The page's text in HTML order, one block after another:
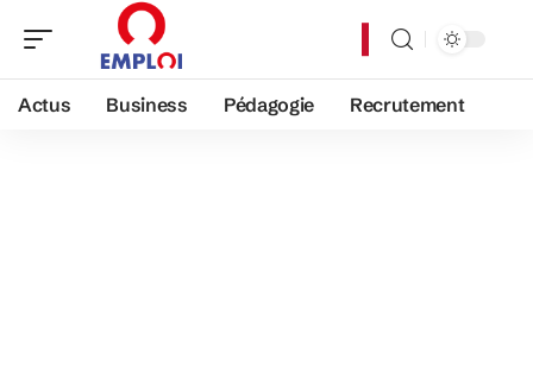
Actus Business Pédagogie Recrutement